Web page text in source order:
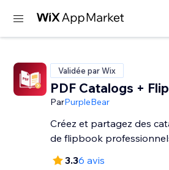
Validée par Wix
PDF Catalogs +
ParPurpleBear
Créez et partagez des
de flipbook
3.36 avis